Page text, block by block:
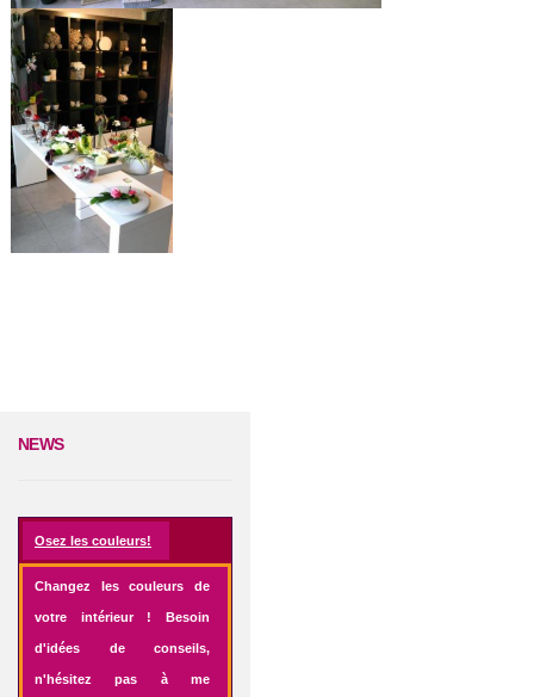
NEWS
Osez les couleurs!
Changez les couleurs de
votre intérieur ! Besoin
d'idées de conseils,
n'hésitez pas à me